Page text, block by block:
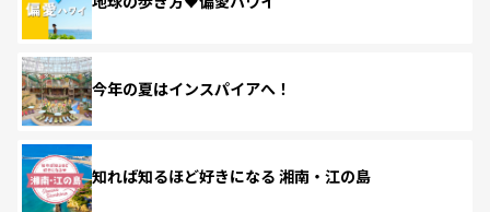
今年の夏はインスパイアへ！
知れば知るほど好きになる 湘南・江の島